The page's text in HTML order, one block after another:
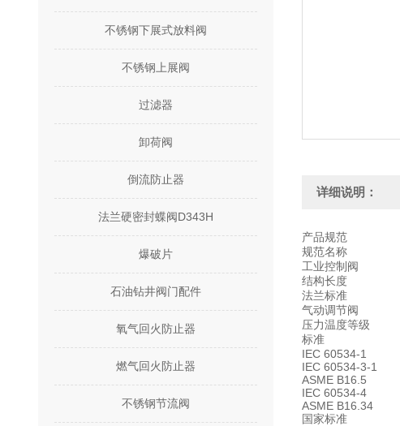
不锈钢下展式放料阀
不锈钢上展阀
过滤器
卸荷阀
倒流防止器
法兰硬密封蝶阀D343H
爆破片
石油钻井阀门配件
氧气回火防止器
燃气回火防止器
不锈钢节流阀
详细说明：
产品规范
规范名称
工业控制阀
结构长度
法兰标准
气动调节阀
压力温度等级
标准
IEC 60534-1
IEC 60534-3-1
ASME B16.5
IEC 60534-4
ASME B16.34
国家标准